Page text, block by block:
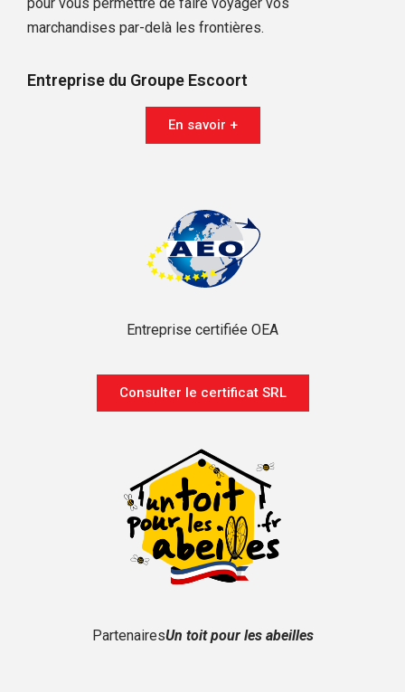
marchandises par-delà les frontières.
Entreprise du Groupe Escoort
En savoir +
Entreprise certifiée OEA
Consulter le certificat SRL
PartenairesUn toit pour les abeilles